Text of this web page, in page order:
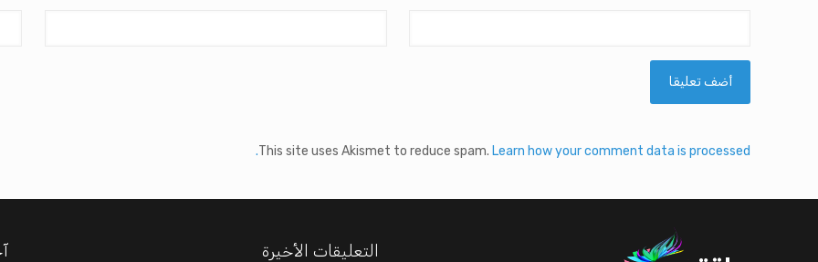
This site uses Akismet to reduce spam. Learn how your comment data is processed.
التعليقات الأخيرة